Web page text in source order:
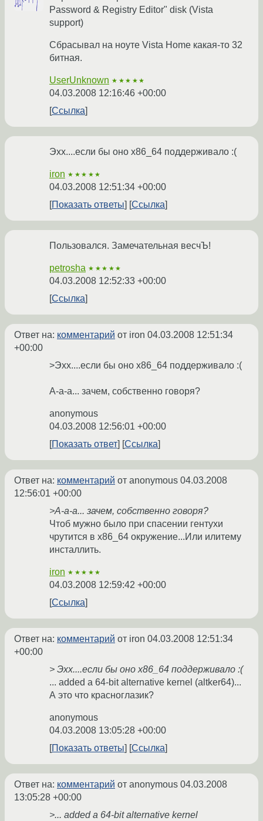
Password & Registry Editor" disk (Vista
support)
Сбрасывал на ноуте Vista Home какая-то 32
битная.
UserUnknown ★★★★★
04.03.2008 12:16:46 +00:00
Ссылка
Эхх....если бы оно x86_64 поддерживало :(
iron ★★★★★
04.03.2008 12:51:34 +00:00
Показать ответы
Ссылка
Пользовался. Замечательная весчЪ!
petrosha ★★★★★
04.03.2008 12:52:33 +00:00
Ссылка
Ответ на: комментарий от iron 04.03.2008 12:51:34
+00:00
>Эхх....если бы оно x86_64 поддерживало :(
А-а-а... зачем, собственно говоря?
anonymous
04.03.2008 12:56:01 +00:00
Показать ответ
Ссылка
Ответ на: комментарий от anonymous 04.03.2008
12:56:01 +00:00
>А-а-а... зачем, собственно говоря?
Чтоб мужно было при спасении гентухи
чрутится в x86_64 окружение...Или илитему
инсталлить.
iron ★★★★★
04.03.2008 12:59:42 +00:00
Ссылка
Ответ на: комментарий от iron 04.03.2008 12:51:34
+00:00
> Эхх....если бы оно x86_64 поддерживало :(
... added a 64-bit alternative kernel (altker64)...
А это что красноглазик?
anonymous
04.03.2008 13:05:28 +00:00
Показать ответы
Ссылка
Ответ на: комментарий от anonymous 04.03.2008
13:05:28 +00:00
>... added a 64-bit alternative kernel